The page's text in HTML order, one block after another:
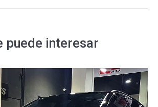
puede interesar